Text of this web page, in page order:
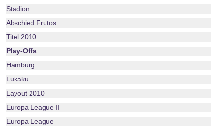
Stadion
Abschied Frutos
Titel 2010
Play-Offs
Hamburg
Lukaku
Layout 2010
Europa League II
Europa League